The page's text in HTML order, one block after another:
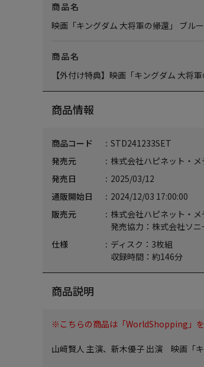
商品名
映画「キングダム 大将軍の帰還」 ブル
商品名
【外付け特典】映画「キングダム 大将
商品情報
商品コード
STD241233SET
発売元
株式会社ハピネット・
発売日
2025/03/12
通販開始日
2024/12/03 17:00:00
販売元
株式会社ハピネット・
発売協力：株式会社ソ
仕様
ディスク：3枚組
収録時間：約146分
商品説明
※こちらの商品は「WorldShopping」
山﨑賢人 主演、新木優子 出演 映画「